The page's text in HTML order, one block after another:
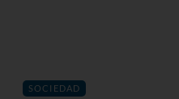
SOCIEDAD